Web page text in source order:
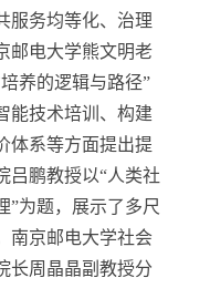
服务均等化、治理
邮电大学熊文明老
养的逻辑与路径”
能技术培训、构建
体系等方面提出提
吕鹏教授以“人类社
”为题，展示了多尺
南京邮电大学社会
长周晶晶副教授分